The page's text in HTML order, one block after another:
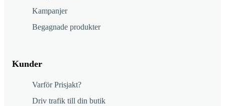
Kampanjer
Begagnade produkter
Kunder
Varför Prisjakt?
Driv trafik till din butik